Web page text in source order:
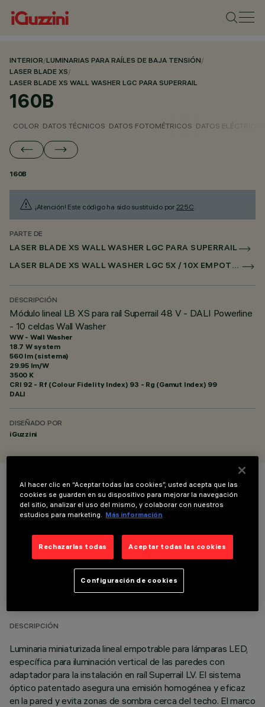
INTERIOR/LUMINARIAS PARA RAÍLES DE BAJA TENSIÓN/
LASER BLADE XS/
LASER BLADE XS WALL WASHER LGC PARA SUPERRAIL
160B
COLOR DATOS TÉCNICOS DATOS FOTOMÉTRICOS DATOS
160B
¡Atención! Este código ha sido sustituido por 225C.
PARTE DE
LASER BLADE XS WALL WASHER LGC PARA SUPERRAIL
LASER BLADE XS WALL WASHER LGC 5X / 10X EMPOTRADO PARA SUPERRAIL DALI POWERLINE
DESCRIPCIÓN
Módulo lineal LB XS para raíl Superrail 48 V - DALI Powerline
- 10 celdas Wall Washer
WW - Wall Washer
18.7 W system
560 lm (sistema)
29.95 lm/W
3500 K
CRI 92 - Rf (Colour Fidelity Index) 93 - Rg (Gamut Index) 99
DALI
DISEÑADO POR
iGuzzini
COLOR
DATOS TÉCNICOS
DESCRIPCIÓN
Luminaria miniaturizada lineal empotrable para lámparas LED,
específica para iluminación vertical de las paredes con
adaptador para la instalación en raíl Superrail LV. El sistema
óptico patentado asegura una emisión homogénea y eficaz
en la pared y evita zonas de sombra cerca del techo. El marco
Al hacer clic en “Aceptar todas las cookies”, usted acepta que las
cookies se guarden en su dispositivo para mejorar la navegación
del sitio, analizar el uso del mismo, y colaborar con nuestros
estudios para marketing. Más información
Rechazarlas todas Aceptar todas las cookies
Configuración de cookies